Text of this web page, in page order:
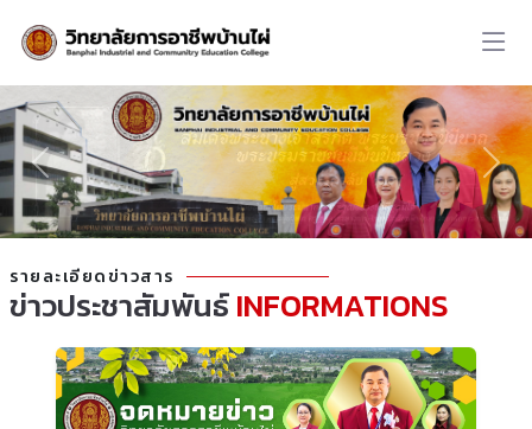
รายละเอียดข่าวสาร
ข่าวประชาสัมพันธ์INFORMATIONS